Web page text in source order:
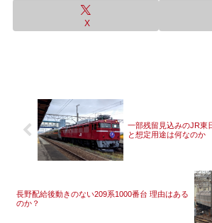
X
一部残留見込みのJR東
と想定用途は何なのか
長野配給後動きのない209系1000番台 理由はある
のか？